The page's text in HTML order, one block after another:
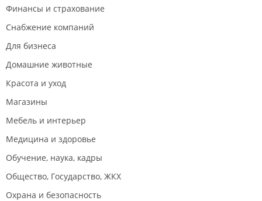
Финансы и страхование
Снабжение компаний
Для бизнеса
Домашние животные
Красота и уход
Магазины
Мебель и интерьер
Медицина и здоровье
Обучение, наука, кадры
Общество, Государство, ЖКХ
Охрана и безопасность